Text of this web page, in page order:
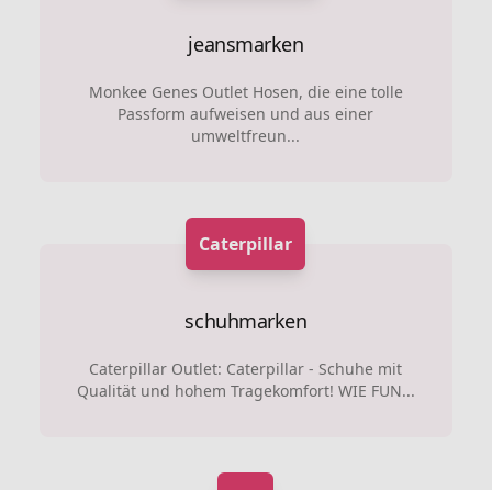
jeansmarken
Monkee Genes Outlet Hosen, die eine tolle
Passform aufweisen und aus einer
umweltfreun...
Caterpillar
schuhmarken
Caterpillar Outlet: Caterpillar - Schuhe mit
Qualität und hohem Tragekomfort! WIE FUN...